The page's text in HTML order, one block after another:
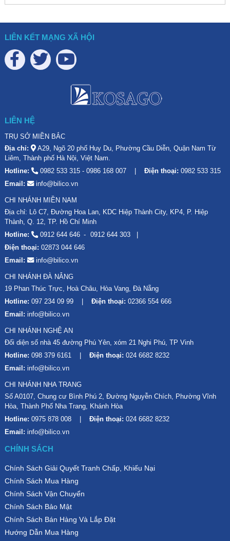
LIÊN KẾT MẠNG XÃ HỘI
LIÊN HỆ
TRỤ SỞ MIỀN BẮC
Địa chỉ:
A29, Ngõ 20 phố Huy Du, Phường Cầu Diễn, Quận Nam Từ
Liêm, Thành phố Hà Nội, Việt Nam.
Hotline:
0982 533 315 - 0986 168 007 Điện thoại: 0982 533 315
Email:
info@bilico.vn
CHI NHÁNH MIỀN NAM
Địa chỉ: Lô C7, Đường Hoa Lan, KDC Hiệp Thành City, KP4, P. Hiệp
Thành, Q. 12, TP. Hồ Chí Minh
Hotline:
0912 644 646
0912 644 303
Điện thoại: 02873 044 646
Email:
info@bilico.vn
CHI NHÁNH ĐÀ NẴNG
19 Phan Thúc Trực, Hoà Châu, Hòa Vang, Đà Nẵng
Hotline: 097 234 09 99 Điện thoại: 02366 554 666
Email: info@bilico.vn
CHI NHÁNH NGHỆ AN
Đối diện số nhà 45 đường Phú Yên, xóm 21 Nghi Phú, TP Vinh
Hotline: 098 379 6161 Điện thoại: 024 6682 8232
Email: info@bilico.vn
CHI NHÁNH NHA TRANG
Số A0107, Chung cư Bình Phú 2, Đường Nguyễn Chích, Phường Vĩnh
Hòa, Thành Phố Nha Trang, Khánh Hòa
Hotline: 0975 878 008 Điện thoại: 024 6682 8232
Email: info@bilico.vn
CHÍNH SÁCH
Chính Sách Giải Quyết Tranh Chấp, Khiếu Nại
Chính Sách Mua Hàng
Chính Sách Vận Chuyển
Chính Sách Bảo Mật
Chính Sách Bán Hàng Và Lắp Đặt
Hướng Dẫn Mua Hàng